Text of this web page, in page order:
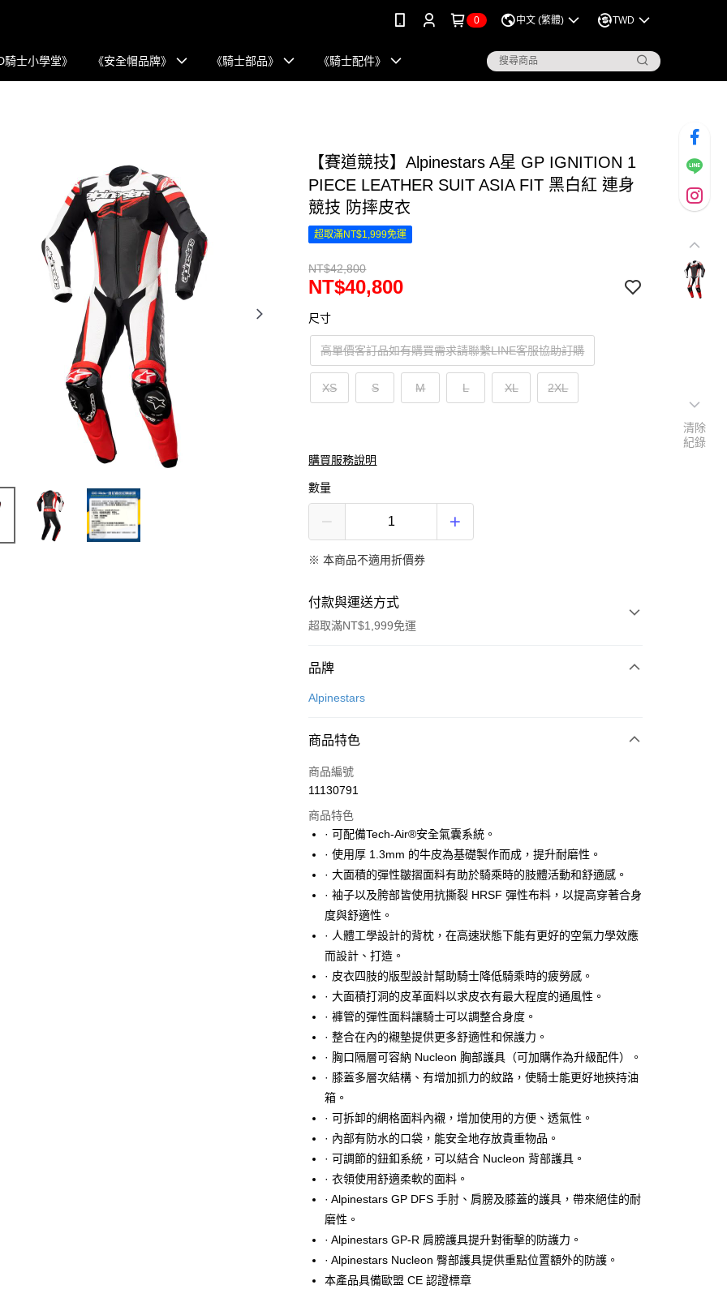
0 中文 (繁體) TWD
騎士小學堂》 《安全帽品牌》 《騎士部品》 《騎士配件》
【賽道競技】Alpinestars A星 GP IGNITION 1
PIECE LEATHER SUIT ASIA FIT 黑白紅 連身
競技 防摔皮衣
超取滿NT$1,999免運
NT$42,800
NT$40,800
尺寸
高單價客訂品如有購買需求請聯繫LINE客服協助訂購
XS S M L XL 2XL
購買服務說明
數量
※ 本商品不適用折價券
付款與運送方式
超取滿NT$1,999免運
付款方式
信用卡一次付款
合作金庫商業銀行
華南商業銀行
上海商業儲蓄銀行
國泰世華商業銀行
兆豐國際商業銀行
臺灣中小企業銀行
台中商業銀行
聯邦商業銀行
遠東國際商業銀行
元大商業銀行
永豐商業銀行
玉山商業銀行
台新國際商業銀行
中國信託商業銀行
台灣樂天信用卡公司
LINE Pay
Apple Pay
街口支付
悠遊付
Google Pay
全盈+PAY
大哥付你分期
相關說明
【大哥付你分期使用說明】
1.本服務由台灣大哥大提供，台灣大哥大用戶可立即使用無須另外申請。
流程，驗證手機門號後，選擇欲分期的期數、繳款截止日，確認付款後即
完成交易。
3.實際核准額度、可分期數及費用金額請依後續交易確認頁面所載為準。
4.訂單成立30分鐘內，如未前往確認交易或遇審核未通過，訂單將自動取
消。如遇「轉專審核」未通過狀況，表示未達大哥付你分期系統評分，恕
無法說明評估內容。
【繳款方式說明】
1.分期款項不併入電信帳單，「大哥付你分期」於每月結算日後寄送繳費提
醒簡訊。
2.透過簡訊連結打開帳單後，可選擇「超商條碼／台灣大直營門市／銀行轉
【注意事項】
1.本服務係由「台灣大哥大股份有限公司」（以下簡稱本公司）所提供，讓
用戶於交易時，得透過本服務購買商品或服務，並由商店將買賣／分期付
款買賣價金債權讓與本公司後，依約使用本公司帳單繳交帳款。
2.基於同意付款使用「大哥付你分期」之契約關係目的，商店將以您的個人
AFTEE先享後付
相關說明
【關於「AFTEE先享後付」】
AFTEE先享後付是「在收到商品之後才付款」的支付方式。 讓您購物簡單
便利好安心！
１．簡單：不需註冊會員、不需綁卡、不需儲值。
２．便利：只要手機號碼，簡訊認證，即可結帳。
３．安心：先確認商品／服務後，再付款。
１．於結帳方式選擇「AFTEE先享後付」後，將跳轉至「AFTEE先享後
付」結帳頁面，進行簡訊認證並確認金額後，即可完成結帳。
２．訂單成立數日內，您將收到繳費通知簡訊。
３．收到繳費通知簡訊後14天內，點擊此簡訊中的連結，可透過四大超商
／ATM／網路銀行／等多元方式進行付款，方視為交易完成。
※ 請注意：結帳手續完成當下不需立刻繳費，但若您需要取消訂單，請聯
先享後付繳納相關費用。
※ 交易是否成功請以「AFTEE先享後付 」之結帳頁面顯示為準，若有關於
ATM付款
運送方式
付款後全家取貨
每筆NT$80，滿NT$1,999(含以上)免運費
付款後7-11取貨
每筆NT$80，滿NT$1,999(含以上)免運費
宅配
每筆NT$80，滿NT$1,999(含以上)免運費
品牌
Alpinestars
商品特色
商品編號
11130791
商品特色
· 可配備Tech-Air®安全氣囊系統。
· 使用厚 1.3mm 的牛皮為基礎製作而成，提升耐磨性。
· 大面積的彈性皺摺面料有助於騎乘時的肢體活動和舒適感。
· 袖子以及胯部皆使用抗撕裂 HRSF 彈性布料，以提高穿著合身
度與舒適性。
· 人體工學設計的背枕，在高速狀態下能有更好的空氣力學效應
而設計、打造。
· 皮衣四肢的版型設計幫助騎士降低騎乘時的疲勞感。
· 大面積打洞的皮革面料以求皮衣有最大程度的通風性。
· 褲管的彈性面料讓騎士可以調整合身度。
· 整合在內的襯墊提供更多舒適性和保護力。
· 胸口隔層可容納 Nucleon 胸部護具（可加購作為升級配件）。
· 膝蓋多層次結構、有增加抓力的紋路，使騎士能更好地挾持油
箱。
· 可拆卸的網格面料內襯，增加使用的方便、透氣性。
· 內部有防水的口袋，能安全地存放貴重物品。
· 可調節的鈕釦系統，可以結合 Nucleon 背部護具。
· 衣領使用舒適柔軟的面料。
· Alpinestars GP DFS 手肘、肩膀及膝蓋的護具，帶來絕佳的耐
磨性。
· Alpinestars GP-R 肩膀護具提升對衝擊的防護力。
· Alpinestars Nucleon 臀部護具提供重點位置額外的防護。
本產品具備歐盟 CE 認證標章
清除
紀錄